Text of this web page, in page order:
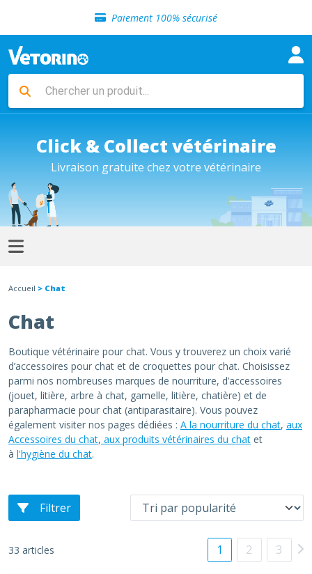
Paiement 100% sécurisé
Livraison gratuite en clinique vétérinaire
Sélection de croquettes vétérinaire
Livraison gratuite en clinique vétérinaire
Retour gratuit en clinique
Click & Collect vétérinaire
Livraison gratuite chez votre vétérinaire
Accueil > Chat
Chat
Boutique vétérinaire pour chat. Vous y trouverez un choix varié
d’accessoires pour chat et de croquettes pour chat. Choisissez
parmi nos nombreuses marques de nourriture, d’accessoires
(jouet, litière, arbre à chat, gamelle, litière, chatière) et de
parapharmacie pour chat (antiparasitaire). Vous pouvez
également visiter nos pages dédiées : A la nourriture du chat, aux
Accessoires du chat, aux produits vétérinaires du chat et
à l'hygiène du chat.
Filtrer
33 articles 1 2 3